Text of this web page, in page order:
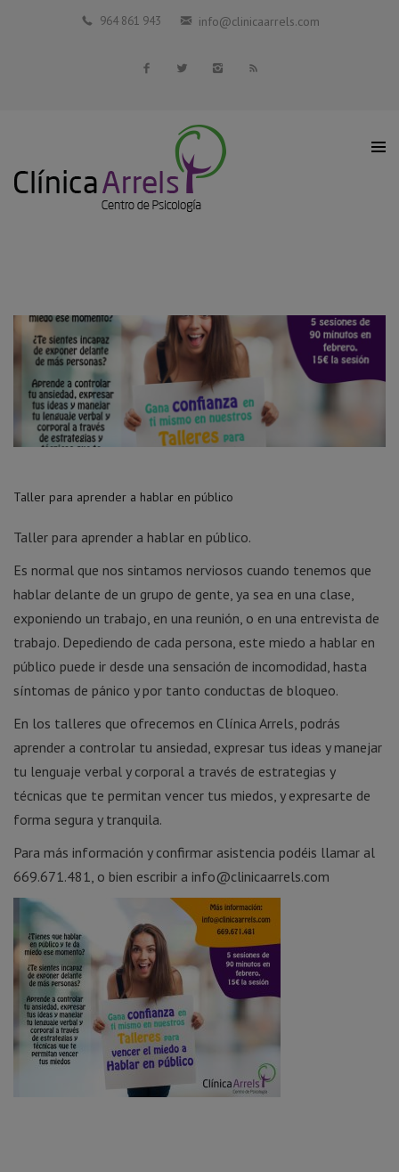
Blog
964 861 943 info@clinicaarrels.com
Taller para aprender a hablar en público
Taller para aprender a hablar en público.
Es normal que nos sintamos nerviosos cuando tenemos que
hablar delante de un grupo de gente, ya sea en una clase,
exponiendo un trabajo, en una reunión, o en una entrevista de
trabajo. Depediendo de cada persona, este miedo a hablar en
público puede ir desde una sensación de incomodidad, hasta
síntomas de pánico y por tanto conductas de bloqueo.
En los talleres que ofrecemos en Clínica Arrels, podrás
aprender a controlar tu ansiedad, expresar tus ideas y manejar
tu lenguaje verbal y corporal a través de estrategias y
técnicas que te permitan vencer tus miedos, y expresarte de
forma segura y tranquila.
Para más información y confirmar asistencia podéis llamar al
669.671.481, o bien escribir a info@clinicaarrels.com